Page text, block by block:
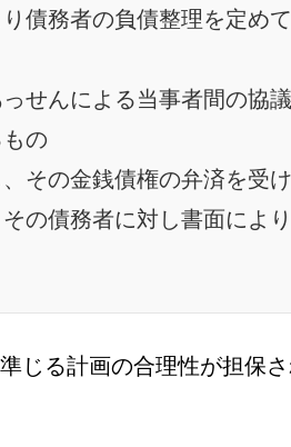
債務者の負債整理を定めて
せんによる当事者間の協議
の
その金銭債権の弁済を受け
の債務者に対し書面により
じる計画の合理性が担保さ